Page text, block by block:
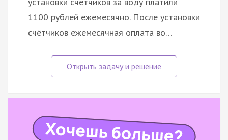
1100 рублей ежемесячно. После установки
счётчиков ежемесячная оплата во…